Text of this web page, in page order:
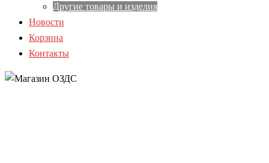
Другие товары и изделия
Новости
Корзина
Контакты